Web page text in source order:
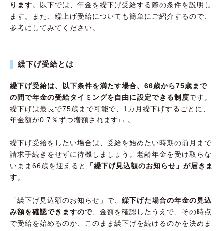
ります。以下では、年金を繰下げ受給する際の条件を説明し
ます。また、繰上げ受給についても簡単にご紹介するので、
参考にしてみてください。
繰下げ受給とは
繰下げ受給は、以下条件を満たす場合、66歳から75歳まで
の間で年金の受給タイミングを自由に設定できる制度です。
繰下げは最長で75歳まで可能で、1カ月繰下げするごとに、
年金額が0.7％ずつ増額されます1） 。
繰下げ受給をしたい場合は、受給を始めたい時期の前月まで
請求手続きをせずに待機しましょう。老齢年金を受け取らな
いまま66歳を迎えると
「繰下げ見込額のお知らせ」が届きま
す。
「繰下げ見込額のお知らせ」で、 繰下げた場合の年金の見込
み額を確認できますので、金額を確認したうえで、その時点
で受給を始めるのか、このまま繰下げを続けるのかを決めま